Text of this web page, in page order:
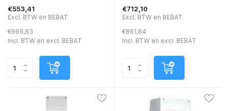
€553,41
Excl. BTW en BEBAT
€669,63
Incl. BTW en excl. BEBAT
€712,10
Excl. BTW en BEBAT
€861,64
Incl. BTW en excl. BEBAT